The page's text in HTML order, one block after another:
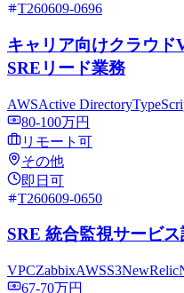
T260609-0696
キャリア向けクラウド
SREリード業務
AWSActive Directory
80-100万円
リモート可
その他
即日可
T260609-0650
SRE 統合監視サービ
VPCZabbixAWSS3NewRelic
67-70万円